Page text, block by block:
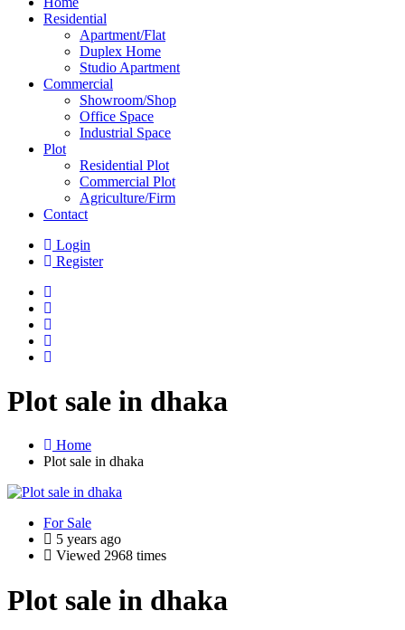
Residential
Apartment/Flat
Duplex Home
Studio Apartment
Commercial
Showroom/Shop
Office Space
Industrial Space
Plot
Residential Plot
Commercial Plot
Agriculture/Firm
Contact
Login
Register
Plot sale in dhaka
Home
Plot sale in dhaka
For Sale
5 years ago
Viewed 2968 times
Plot sale in dhaka